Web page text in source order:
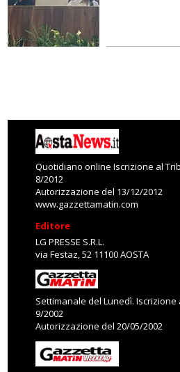
Quotidiano online Iscrizione al
8/2012
Autorizzazione del 13/12/2012
www.gazzettamatin.com
Editore
LG PRESSE S.R.L.
via Festaz, 52 11100 AOSTA
Settimanale del Lunedì. Iscrizione
9/2002
Autorizzazione del 20/05/2002